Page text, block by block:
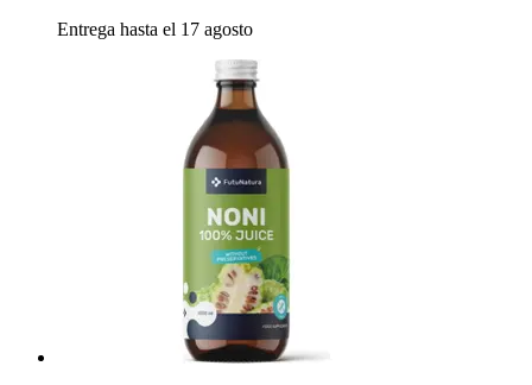
Entrega hasta el 17 agosto